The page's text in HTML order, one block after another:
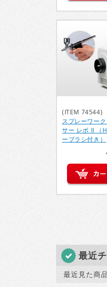
(ITEM 74544)
スプレーワー
サー レボ II （
ーブラシ付き）
最近
最近見た商